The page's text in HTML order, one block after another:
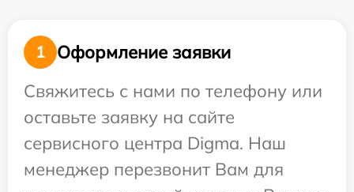
1
Оформление заявки
Свяжитесь с нами по телефону или
оставьте заявку на сайте
сервисного центра Digma. Наш
менеджер перезвонит Вам для